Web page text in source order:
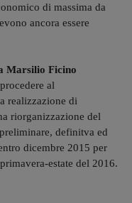
di massima da
ancora essere
Marsilio Ficino
al
realizzazione di
riorganizzazione del
definitva ed
dicembre 2015 per
estate del 2016.